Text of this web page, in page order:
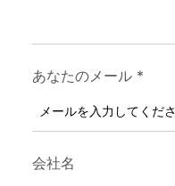
あなたのメール *
会社名